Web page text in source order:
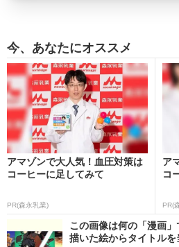
今、あなたにオススメ
アマゾンで大人気！血圧対策は
コーヒーに足してみて
PR(森永乳業)
ア
コ
PR(
この画像は何の「漫画
描いた絵からタイトルを